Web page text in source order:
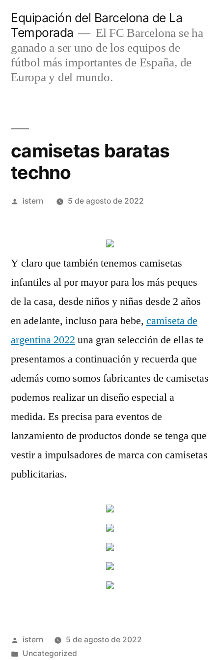
contenido
Equipación del Barcelona de La
Temporada
El FC Barcelona se ha
ganado a ser uno de los equipos de
fútbol más importantes de España, de
Europa y del mundo.
camisetas baratas
techno
Publicado
istern 5 de agosto de 2022
Y claro que también tenemos camisetas
infantiles al por mayor para los más peques
de la casa, desde niños y niñas desde 2 años
en adelante, incluso para bebe, camiseta de
argentina 2022 una gran selección de ellas te
presentamos a continuación y recuerda que
además como somos fabricantes de camisetas
podemos realizar un diseño especial a
medida. Es precisa para eventos de
lanzamiento de productos donde se tenga que
vestir a impulsadores de marca con camisetas
publicitarias.
Publicado
por
istern
5 de agosto de 2022
Publicado
Uncategorized